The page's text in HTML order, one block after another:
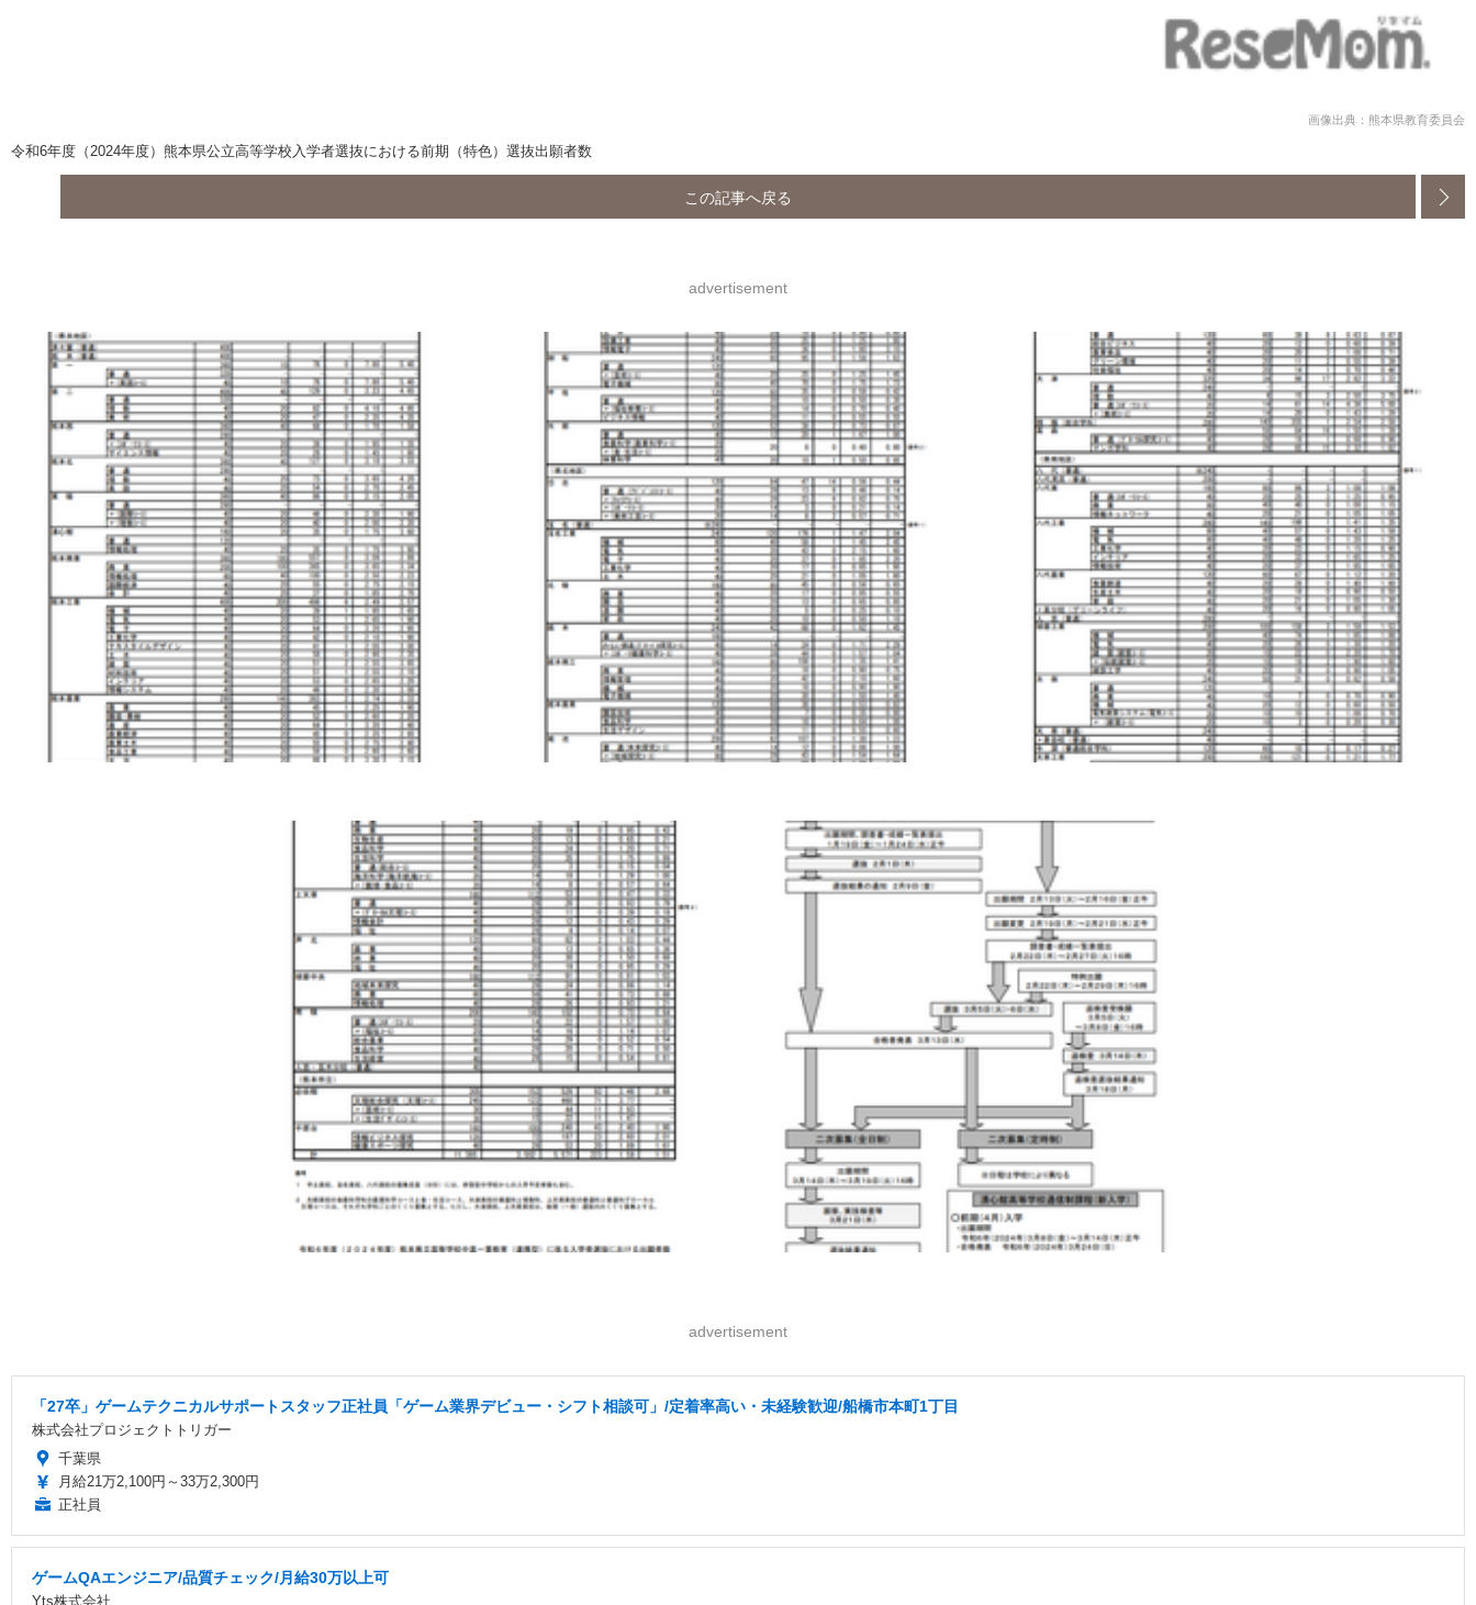
画像出典：熊本県教育委員会
令和6年度（2024年度）熊本県公立高等学校入学者選抜における前期（特色）選抜出願者数
この記事へ戻る
advertisement
advertisement
「27卒」ゲームテクニカルサポートスタッフ正社員「ゲーム業界デビュー・シフト相談可」/定着率高い・未経験歓迎/船橋市本町1丁目
株式会社プロジェクトトリガー
千葉県
月給21万2,100円～33万2,300円
正社員
ゲームQAエンジニア/品質チェック/月給30万以上可
Yts株式会社